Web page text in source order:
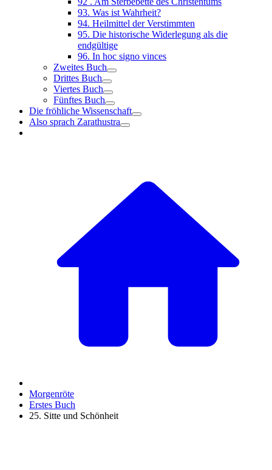
93. Was ist Wahrheit?
94. Heilmittel der Verstimmten
95. Die historische Widerlegung als die
endgültige
96. In hoc signo vinces
Zweites Buch
Drittes Buch
Viertes Buch
Fünftes Buch
Die fröhliche Wissenschaft
Also sprach Zarathustra
Morgenröte
Erstes Buch
25. Sitte und Schönheit